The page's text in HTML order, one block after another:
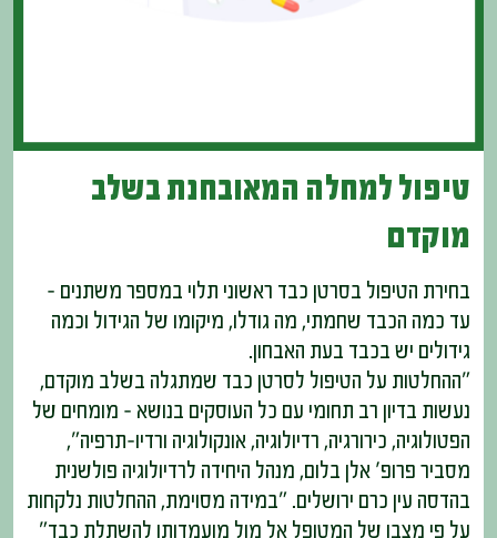
טיפול למחלה המאובחנת בשלב
מוקדם
בחירת הטיפול בסרטן כבד ראשוני תלוי במספר משתנים –
עד כמה הכבד שחמתי, מה גודלו, מיקומו של הגידול וכמה
גידולים יש בכבד בעת האבחון.
"ההחלטות על הטיפול לסרטן כבד שמתגלה בשלב מוקדם,
נעשות בדיון רב תחומי עם כל העוסקים בנושא – מומחים של
הפטולוגיה, כירורגיה, רדיולוגיה, אונקולוגיה ורדיו-תרפיה",
מסביר פרופ' אלן בלום, מנהל היחידה לרדיולוגיה פולשנית
בהדסה עין כרם ירושלים. "במידה מסוימת, ההחלטות נלקחות
על פי מצבו של המטופל אל מול מועמדותו להשתלת כבד"